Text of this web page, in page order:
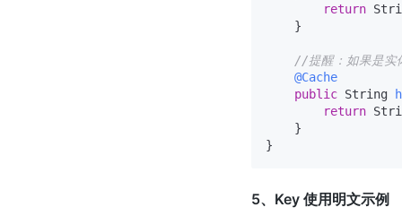
return
    }
//提醒：如果是
@Cache
public String
return
    }
5、Key 使用明文示例